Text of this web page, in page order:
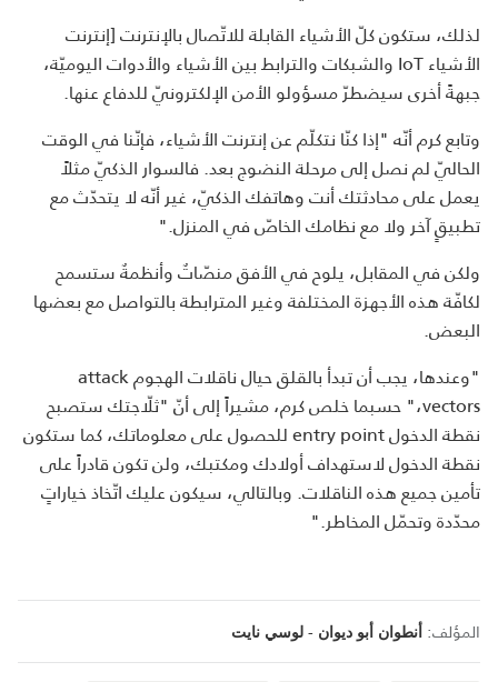
لذلك، ستكون كلّ الأشياء القابلة للاتّصال بالإنترنت [إنترنت
الأشياء IoT والشبكات والترابط بين الأشياء والأدوات اليوميّة،
جبهةً أخرى سيضطرّ مسؤولو الأمن الإلكترونيّ للدفاع عنها.
وتابع كرم أنّه "إذا كنّا نتكلّم عن إنترنت الأشياء، فإنّنا في الوقت
الحاليّ لم نصل إلى مرحلة النضوج بعد. فالسوار الذكيّ مثلاً
يعمل على محادثتك أنت وهاتفك الذكيّ، غير أنّه لا يتحدّث مع
تطبيقٍ آخر ولا مع نظامك الخاصّ في المنزل."
ولكن في المقابل، يلوح في الأفق منصّاتٌ وأنظمةٌ ستسمح
لكافّة هذه الأجهزة المختلفة وغير المترابطة بالتواصل مع بعضها
البعض.
"وعندها، يجب أن تبدأ بالقلق حيال ناقلات الهجوم attack
vectors،" حسبما خلص كرم، مشيراً إلى أنّ "ثلّاجتك ستصبح
نقطة الدخول entry point للحصول على معلوماتك، كما ستكون
نقطة الدخول لاستهداف أولادك ومكتبك، ولن تكون قادراً على
تأمين جميع هذه الناقلات. وبالتالي، سيكون عليك اتّخاذ خياراتٍ
محدّدة وتحمّل المخاطر."
المؤلف: أنطوان أبو ديوان - لوسي نايت